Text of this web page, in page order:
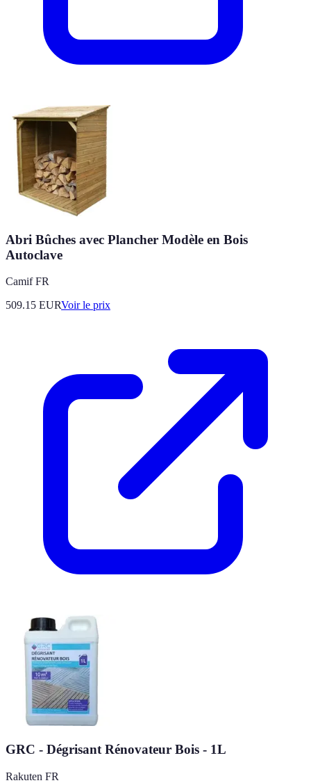
Abri Bûches avec Plancher Modèle en Bois
Autoclave
Camif FR
509.15 EURVoir le prix
GRC - Dégrisant Rénovateur Bois - 1L
Rakuten FR